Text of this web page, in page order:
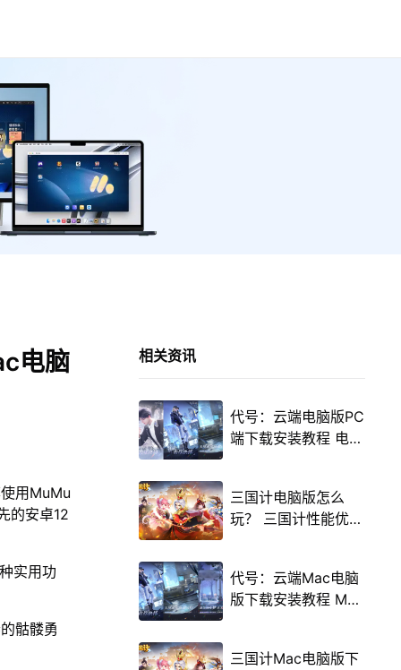
电脑
用MuMu
的安卓12
实用功
骷髅勇
相关资讯
代号：云端电脑版PC
端下载安装教程 电脑
三国计电脑版怎么
玩？ 三国计性能优化
程
代号：云端Mac电脑
版下载安装教程 Mac
三国计Mac电脑版下